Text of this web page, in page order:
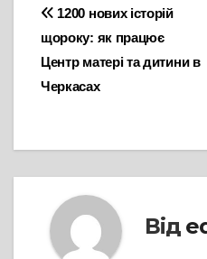
Навігація
записів
1200 нових історій
щороку: як працює
Центр матері та дитини в
Черкасах
Від